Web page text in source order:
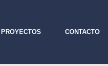
PROYECTOS CONTACTO